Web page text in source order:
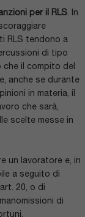
per il RLS . In
RLS tendono a
di tipo
che il compito del
anche se durante
in materia, il
che sarà,
scelte messe in
un lavoratore e, in
a seguito di
20, o di
di